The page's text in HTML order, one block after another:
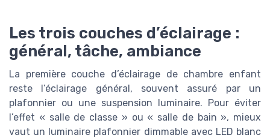
Les trois couches d’éclairage :
général, tâche, ambiance
La première couche d’éclairage de chambre enfant
reste l’éclairage général, souvent assuré par un
plafonnier ou une suspension luminaire. Pour éviter
l’effet « salle de classe » ou « salle de bain », mieux
vaut un luminaire plafonnier dimmable avec LED blanc